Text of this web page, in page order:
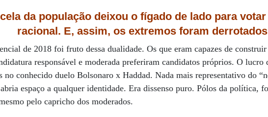
da população deixou o fígado de lado para
racional. E, assim, os extremosforam derrotados
de 2018 foi fruto dessa dualidade. Os que eram capazes de
responsável e moderada preferiram candidatos próprios. O lucro
no conhecido duelo Bolsonaro x Haddad. Nada mais representativo do
espaço a qualquer identidade. Era dissenso puro. Pólos da política,
pelo capricho dos moderados.